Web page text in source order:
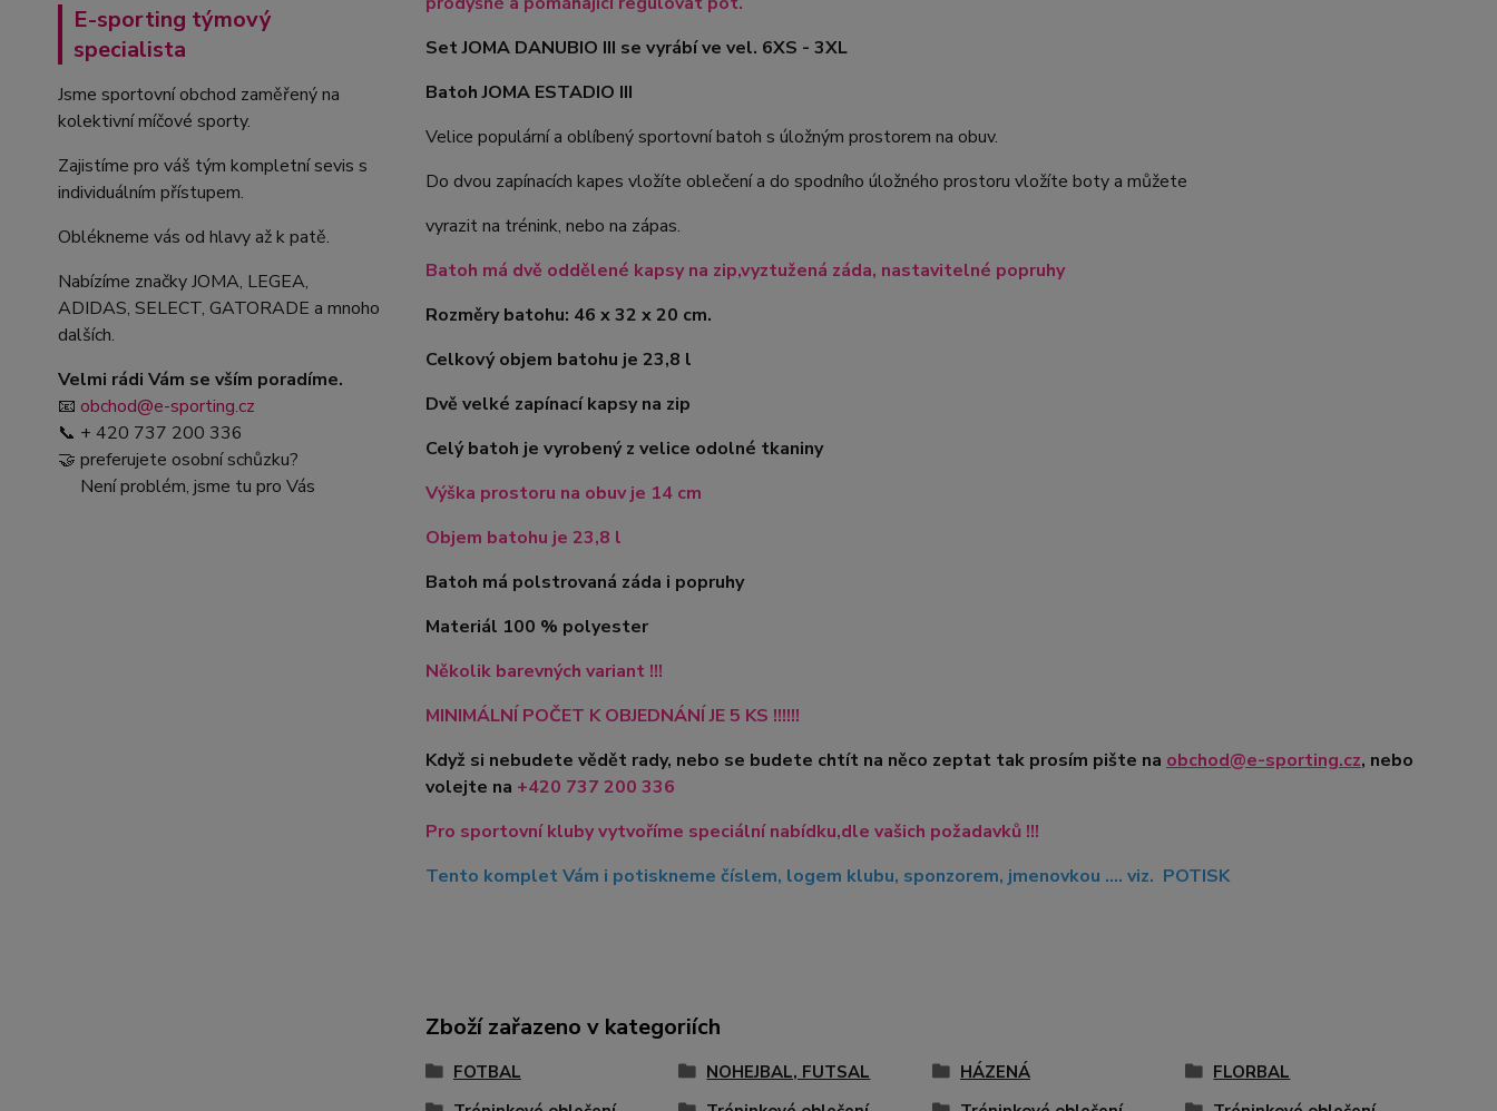
E-sporting týmový
specialista
Jsme sportovní obchod zaměřený na
kolektivní míčové sporty.
Zajistíme pro váš tým kompletní sevis s
individuálním přístupem.
Oblékneme vás od hlavy až k patě.
Nabízíme značky JOMA, LEGEA,
ADIDAS, SELECT, GATORADE a mnoho
dalších.
Velmi rádi Vám se vším poradíme.
📧 obchod@e-sporting.cz
📞 + 420 737 200 336
🤝 preferujete osobní schůzku?
Není problém, jsme tu pro Vás
Set JOMA DANUBIO III se vyrábí ve vel. 6XS - 3XL
Batoh JOMA ESTADIO III
Velice populární a oblíbený sportovní batoh s úložným prostorem na obuv.
Do dvou zapínacích kapes vložíte oblečení a do spodního úložného prostoru vložíte boty a můžete
vyrazit na trénink, nebo na zápas.
Batoh má dvě oddělené kapsy na zip,vyztužená záda, nastavitelné popruhy
Rozměry batohu: 46 x 32 x 20 cm.
Celkový objem batohu je 23,8 l
Dvě velké zapínací kapsy na zip
Celý batoh je vyrobený z velice odolné tkaniny
Výška prostoru na obuv je 14 cm
Objem batohu je 23,8 l
Batoh má polstrovaná záda i popruhy
Materiál 100 % polyester
Několik barevných variant !!!
MINIMÁLNÍ POČET K OBJEDNÁNÍ JE 5 KS !!!!!!
Když si nebudete vědět rady, nebo se budete chtít na něco zeptat tak prosím pište na obchod@e-sporting.cz, nebo
volejte na +420 737 200 336
Pro sportovní kluby vytvoříme speciální nabídku,dle vašich požadavků !!!
Tento komplet Vám i potiskneme číslem, logem klubu, sponzorem, jmenovkou .... viz. POTISK
Zboží zařazeno v kategoriích
FOTBAL NOHEJBAL, FUTSAL HÁZENÁ
FLORBAL